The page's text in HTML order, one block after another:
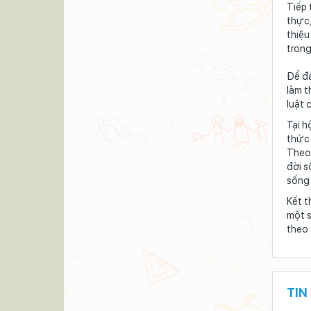
Tiếp
Để
làm
luật
Tại
thức
đời
sống
Kết
một
theo
TIN